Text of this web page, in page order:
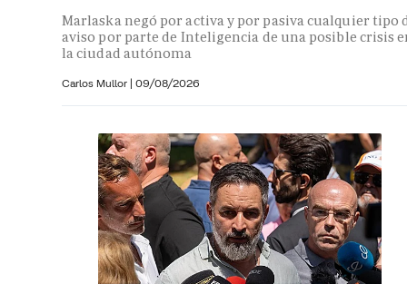
Marlaska negó por activa y por pasiva cualquier tipo
aviso por parte de Inteligencia de una posible crisis
la ciudad autónoma
Carlos Mullor | 09/08/2026